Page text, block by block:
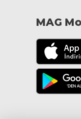
MAG